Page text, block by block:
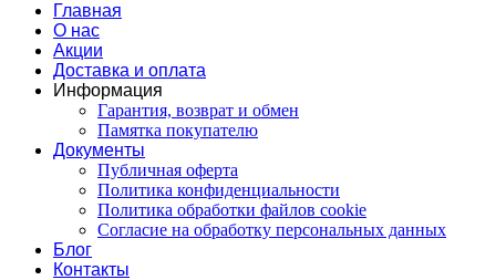
Главная
О нас
Акции
Доставка и оплата
Информация
Гарантия, возврат и обмен
Памятка покупателю
Документы
Публичная оферта
Политика конфиденциальности
Политика обработки файлов cookie
Согласие на обработку персональных данных
Блог
Контакты